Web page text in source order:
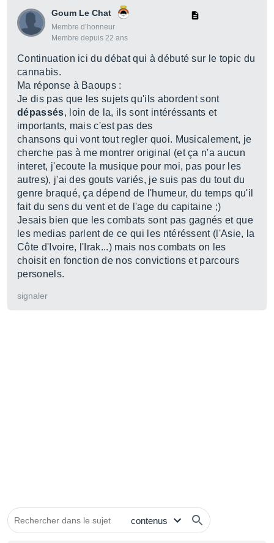
Goum Le Chat
Membre d’honneur
Membre depuis 22 ans
Continuation ici du débat qui à débuté sur le topic du
cannabis.
Ma réponse à Baoups :
Je dis pas que les sujets qu'ils abordent sont
dépassés, loin de la, ils sont intéréssants et
importants, mais c'est pas des
chansons qui vont tout regler quoi. Musicalement, je
cherche pas à me montrer original (et ça n'a aucun
interet, j'ecoute la musique pour moi, pas pour les
autres), j'ai des gouts variés, je suis pas du tout du
genre braqué, ça dépend de l'humeur, du temps qu'il
fait du sens du vent et de l'age du capitaine ;)
Jesais bien que les combats sont pas gagnés et que
les medias parlent de ce qui les ntéréssent (l'Asie, la
Côte d'Ivoire, l'Irak...) mais nos combats on les
choisit en fonction de nos convictions et parcours
personels.
signaler